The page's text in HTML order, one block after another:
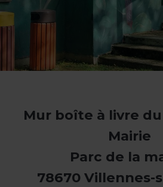
Mur boîte à livre
Mairie
Parc de la
78670 Villennes-